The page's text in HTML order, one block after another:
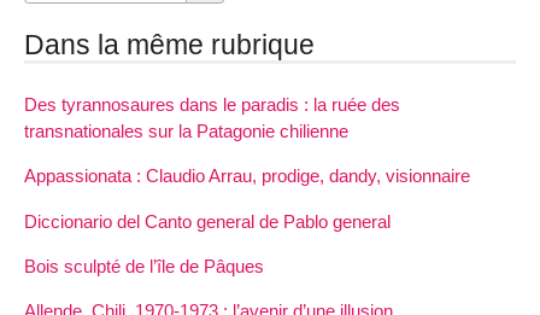
Dans la même rubrique
Des tyrannosaures dans le paradis : la ruée des
transnationales sur la Patagonie chilienne
Appassionata : Claudio Arrau, prodige, dandy, visionnaire
Diccionario del Canto general de Pablo general
Bois sculpté de l’île de Pâques
Allende, Chili, 1970-1973 : l’avenir d’une illusion